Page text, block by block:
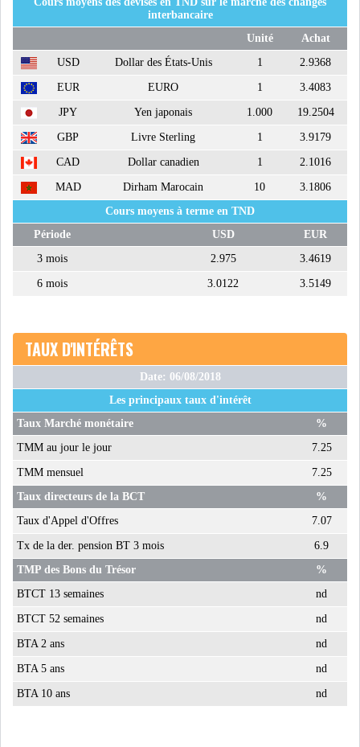
GOUVERNEMENT
DIVERS
ASSEMBLÉE DES
PEUPLE (ARP)
SAIED LIMOGE LA MINISTRE DE
L'INDUS...
SLAH ZOUARI NOMMÉ
MINISTRE DE L'ÉQU...
SARRA ZAAFRANI ZENZRI
MICHKET SLAMA KHALDI
RSS
MAGHREB
ALGÉRIE
LIBYE
interbancaire
Unité
Achat
USD
Dollar des États-Unis 1 2.9368
EUR EURO 1 3.4083
JPY Yen japonais 1.000 19.2504
GBP Livre Sterling 1 3.9179
CAD Dollar canadien 1 2.1016
MAD Dirham Marocain 10
3.1806
Cours moyens à terme en TND
Période
USD
EUR
3 mois
2.975 3.4619
6 mois 3.0122 3.5149
TAUX D'INTÉRÊTS
Date: 06/08/2018
Les principaux taux d'intérêt
Taux Marché monétaire
%
TMM au jour le jour
7.25
TMM mensuel
7.25
Taux directeurs de la BCT
%
Taux d'Appel d'Offres
7.07
Tx de la der. pension BT 3 mois
6.9
TMP des Bons du Trésor
%
BTCT 13 semaines
nd
BTCT 52 semaines nd
BTA 2 ans nd
BTA 5 ans nd
BTA 10 ans nd